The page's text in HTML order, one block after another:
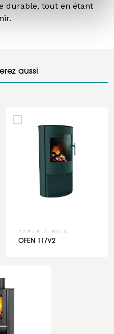
durable, tout en étant
aussi
POÊLE À BOIS
OFEN 11/V2